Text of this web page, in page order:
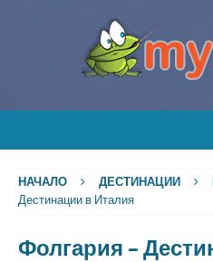
НАЧАЛО ДЕСТИНАЦИИ
Дестинации в Италия
Фолгария –